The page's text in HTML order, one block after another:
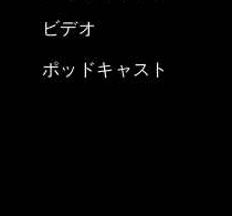
ビデオ
ポッドキャスト